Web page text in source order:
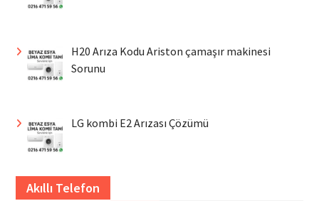
H20 Arıza Kodu Ariston çamaşır makinesi
Sorunu
LG kombi E2 Arızası Çözümü
Akıllı Telefon